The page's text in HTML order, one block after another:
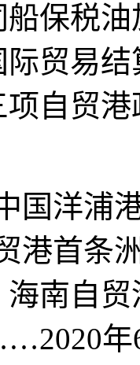
保税
贸易
自贸
洋浦港
港首
海南自
年